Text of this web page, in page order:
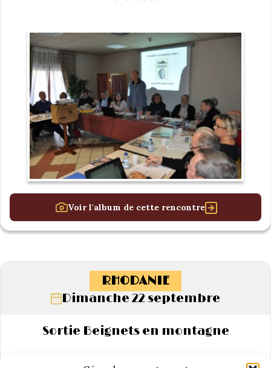
Voir l'album de cette rencontre
RHODANIE
Dimanche 22 septembre
Sortie Beignets en montagne